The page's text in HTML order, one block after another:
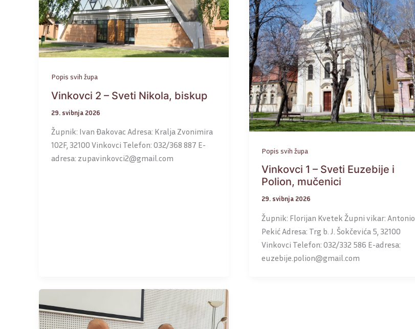
Popis svih župa
Vinkovci 2 – Sveti Nikola, biskup
29. svibnja 2026
Župnik: Ivan Đakovac Adresa: Kralja Zvonimira
102F, 32100 Vinkovci Telefon: 032/368 887 E-
adresa: zupavinkovci2@gmail.com
Popis svih župa
Vinkovci 1 – Sveti Euzebije i
Polion, mučenici
29. svibnja 2026
Župnik: Florijan Kvetek Župni vikar: Antonio
Pekić Adresa: Trg b. J. Šokčevića 5, 32100
Vinkovci Telefon: 032/332 586 E-adresa:
euzebije.polion@gmail.com